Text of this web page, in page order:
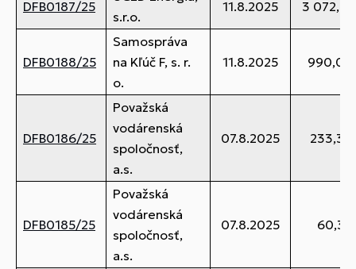
DFB0187/25
s.r.o.
11.8.2025 3 072,31
DFB0188/25
Samospráva
na Kľúč F, s. r.
o.
11.8.2025 990,00
DFB0186/25
Považská
vodárenská
spoločnosť,
a.s.
07.8.2025 233,34
DFB0185/25
Považská
vodárenská
spoločnosť,
a.s.
07.8.2025 60,36